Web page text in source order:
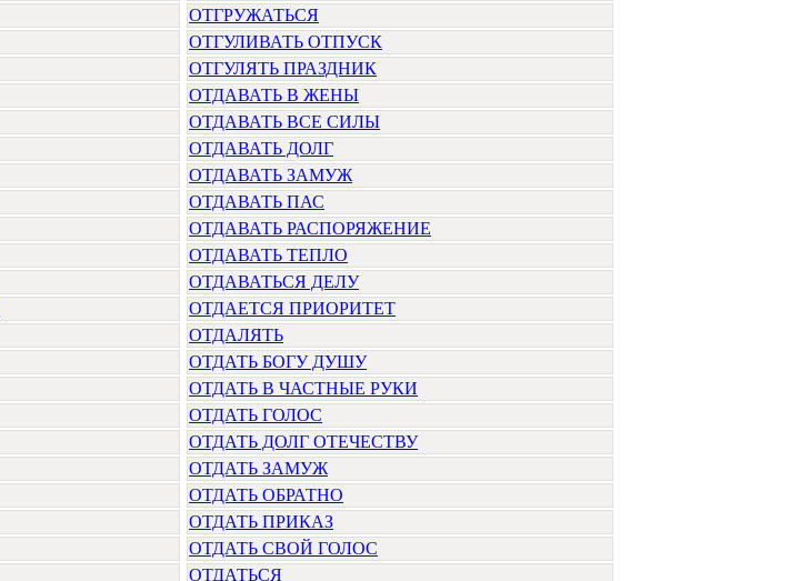
ОТГРУЖАТЬСЯ
ОТГУЛИВАТЬ ОТПУСК
ОТГУЛЯТЬ ПРАЗДНИК
ОТДАВАТЬ В ЖЕНЫ
ОТДАВАТЬ ВСЕ СИЛЫ
ОТДАВАТЬ ДОЛГ
ОТДАВАТЬ ЗАМУЖ
ОТДАВАТЬ ПАС
ОТДАВАТЬ РАСПОРЯЖЕНИЕ
ОТДАВАТЬ ТЕПЛО
ОТДАВАТЬСЯ ДЕЛУ
ОТДАЕТСЯ ПРИОРИТЕТ
ОТДАЛЯТЬ
ОТДАТЬ БОГУ ДУШУ
ОТДАТЬ В ЧАСТНЫЕ РУКИ
ОТДАТЬ ГОЛОС
ОТДАТЬ ДОЛГ ОТЕЧЕСТВУ
ОТДАТЬ ЗАМУЖ
ОТДАТЬ ОБРАТНО
ОТДАТЬ ПРИКАЗ
ОТДАТЬ СВОЙ ГОЛОС
ОТДАТЬСЯ